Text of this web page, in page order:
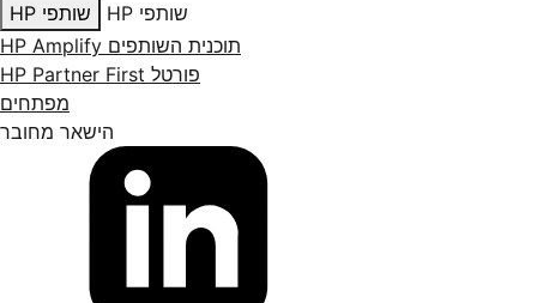
שותפי HP
שותפי HP
תוכנית השותפים HP Amplify
פורטל HP Partner First
מפתחים
הישאר מחובר